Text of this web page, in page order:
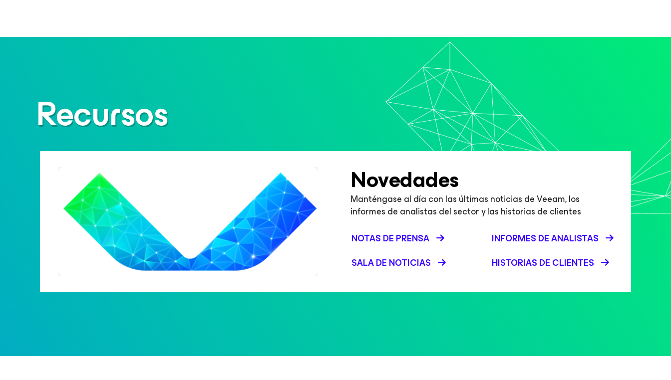
Recursos
Novedades
Manténgase al día con las últimas noticias de Veeam, los
informes de analistas del sector y las historias de clientes
NOTAS DE PRENSA
INFORMES DE ANALISTAS
SALA DE NOTICIAS
HISTORIAS DE CLIENTES